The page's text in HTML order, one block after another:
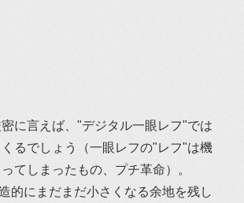
に言えば、"デジタル一眼レフ"では
るでしょう（一眼レフの"レフ"は機
てしまったもの、プチ革命）。
的にまだまだ小さくなる余地を残し